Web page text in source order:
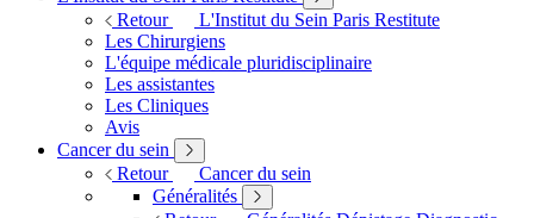
Retour
L'Institut du Sein Paris Restitute
Les Chirurgiens
L'équipe médicale pluridisciplinaire
Les assistantes
Les Cliniques
Avis
Cancer du sein
Retour
Cancer du sein
Généralités